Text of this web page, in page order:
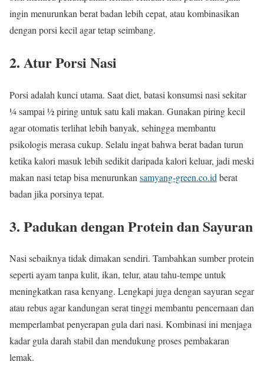
ingin menurunkan berat badan lebih cepat, atau kombinasikan
dengan porsi kecil agar tetap seimbang.
2. Atur Porsi Nasi
Porsi adalah kunci utama. Saat diet, batasi konsumsi nasi sekitar
¼ sampai ½ piring untuk satu kali makan. Gunakan piring kecil
agar otomatis terlihat lebih banyak, sehingga membantu
psikologis merasa cukup. Selalu ingat bahwa berat badan turun
ketika kalori masuk lebih sedikit daripada kalori keluar, jadi meski
makan nasi tetap bisa menurunkan samyang-green.co.id berat
badan jika porsinya tepat.
3. Padukan dengan Protein dan Sayuran
Nasi sebaiknya tidak dimakan sendiri. Tambahkan sumber protein
seperti ayam tanpa kulit, ikan, telur, atau tahu-tempe untuk
meningkatkan rasa kenyang. Lengkapi juga dengan sayuran segar
atau rebus agar kandungan serat tinggi membantu pencernaan dan
memperlambat penyerapan gula dari nasi. Kombinasi ini menjaga
kadar gula darah stabil dan mendukung proses pembakaran
lemak.